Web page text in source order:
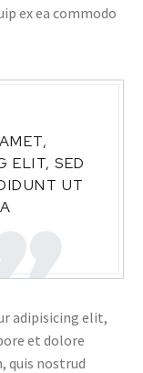
ex ea commodo
ELIT, SED
UT
adipisicing elit,
et dolore
quis nostrud